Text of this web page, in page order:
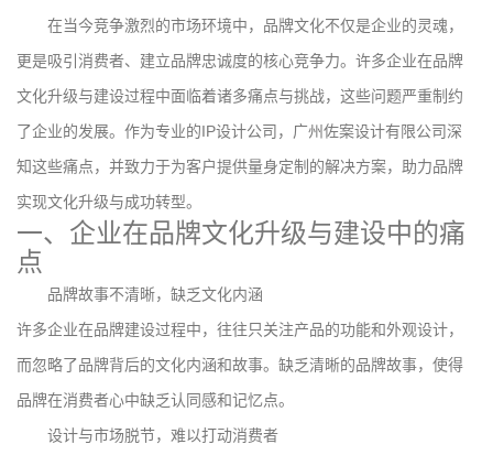
在当今竞争激烈的市场环境中，品牌文化不仅是企业的灵魂，
更是吸引消费者、建立品牌忠诚度的核心竞争力。许多企业在品牌
文化升级与建设过程中面临着诸多痛点与挑战，这些问题严重制约
了企业的发展。作为专业的IP设计公司，广州佐案设计有限公司深
知这些痛点，并致力于为客户提供量身定制的解决方案，助力品牌
实现文化升级与成功转型。
一、企业在品牌文化升级与建设中的痛
点
品牌故事不清晰，缺乏文化内涵
许多企业在品牌建设过程中，往往只关注产品的功能和外观设计，
而忽略了品牌背后的文化内涵和故事。缺乏清晰的品牌故事，使得
品牌在消费者心中缺乏认同感和记忆点。
设计与市场脱节，难以打动消费者